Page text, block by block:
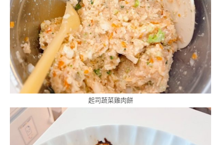
起司蔬菜雞肉餅